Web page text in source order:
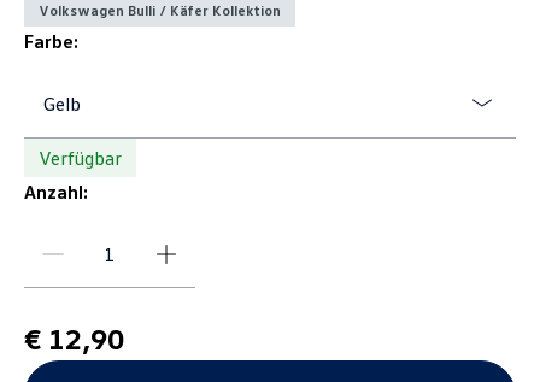
Volkswagen Bulli / Käfer Kollektion
Farbe:
Gelb
Verfügbar
Anzahl:
€ 12,90